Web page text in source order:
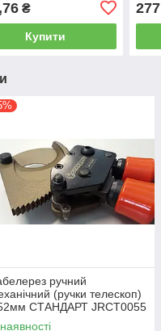
₴
Купити
ручний
(ручки телескоп)
СТАНДАРТ JRCT0055